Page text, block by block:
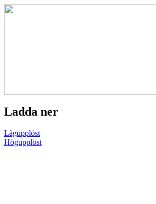
Ladda ner
Lågupplöst
Högupplöst